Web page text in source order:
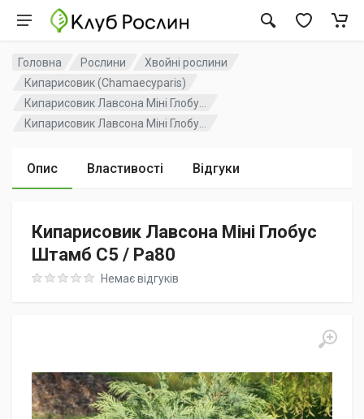
Головна Рослини
Хвойні рослини
Кипарисовик (Chamaecyparis)
Кипарисовик Лавсона Міні Глобу...
Кипарисовик Лавсона Міні Глобу...
Опис Властивості Відгуки
Кипарисовик Лавсона Міні Глобус
Штамб C5 / Pa80
Rating: 0 out of 5Немає відгуків